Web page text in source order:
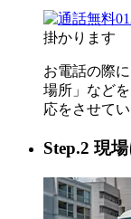
掛かります
お電話の際
場所」など
応をさせてい
Step.2 現